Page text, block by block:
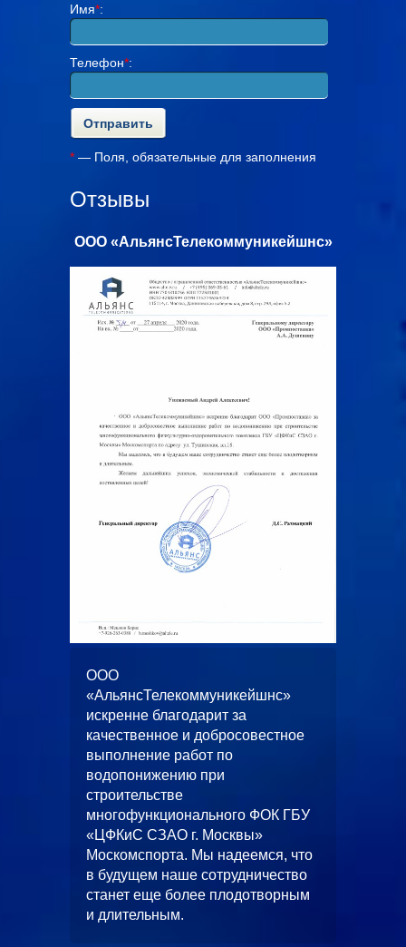
Имя*:
Телефон*:
* — Поля, обязательные для заполнения
Отзывы
ООО «АльянсТелекоммуникейшнс»
ООО
«АльянсТелекоммуникейшнс»
искренне благодарит за
качественное и добросовестное
выполнение работ по
водопонижению при
строительстве
многофункционального ФОК ГБУ
«ЦФКиС СЗАО г. Москвы»
Москомспорта. Мы надеемся, что
в будущем наше сотрудничество
станет еще более плодотворным
и длительным.